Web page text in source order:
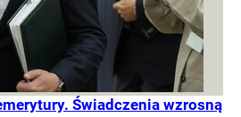
Świadczenia wzrosną